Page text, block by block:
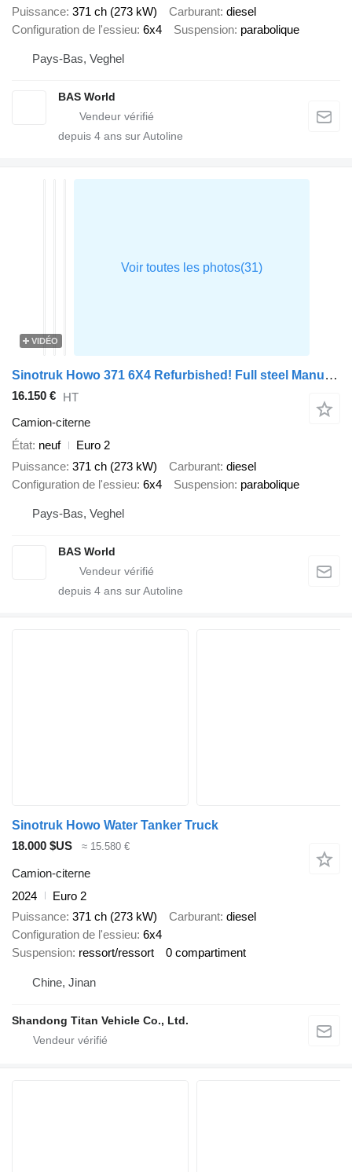
Puissance 371 ch (273 kW) Carburant diesel
Configuration de l'essieu 6x4 Suspension parabolique
Pays-Bas, Veghel
BAS World
depuis 4 ans sur Autoline
VIDÉO
Sinotruk Howo 371 6X4 Refurbished! Full steel Manual 20.000L water capacity Ai
16.150 € HT
Camion-citerne
État neuf
Euro 2
Puissance 371 ch (273 kW) Carburant diesel
Configuration de l'essieu 6x4 Suspension parabolique
Pays-Bas, Veghel
BAS World
depuis 4 ans sur Autoline
Sinotruk Howo Water Tanker Truck
18.000 $US
≈ 15.580 €
Camion-citerne
2024
Euro 2
Puissance 371 ch (273 kW) Carburant diesel
Configuration de l'essieu 6x4
Suspension ressort/ressort 0 compartiment
Chine, Jinan
Shandong Titan Vehicle Co., Ltd.